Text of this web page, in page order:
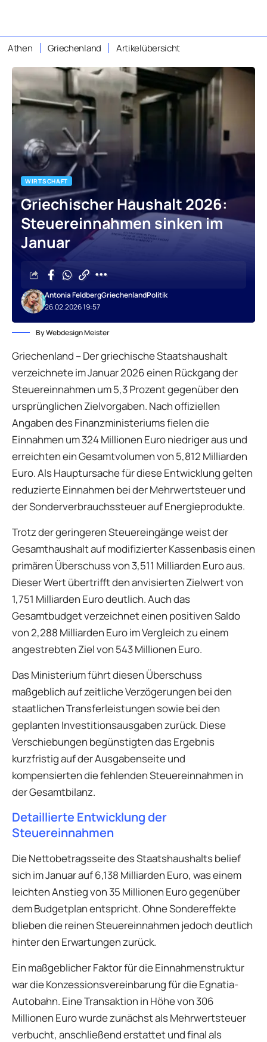
Athen Griechenland Artikelübersicht
WIRTSCHAFT
Griechischer Haushalt 2026:
Steuereinnahmen sinken im
Januar
26.02.2026 19:57
Antonia FeldbergGriechenlandPolitik
By Webdesign Meister
Griechenland – Der griechische Staatshaushalt
verzeichnete im Januar 2026 einen Rückgang der
Steuereinnahmen um 5,3 Prozent gegenüber den
ursprünglichen Zielvorgaben. Nach offiziellen
Angaben des Finanzministeriums fielen die
Einnahmen um 324 Millionen Euro niedriger aus und
erreichten ein Gesamtvolumen von 5,812 Milliarden
Euro. Als Hauptursache für diese Entwicklung gelten
reduzierte Einnahmen bei der Mehrwertsteuer und
der Sonderverbrauchssteuer auf Energieprodukte.
Trotz der geringeren Steuereingänge weist der
Gesamthaushalt auf modifizierter Kassenbasis einen
primären Überschuss von 3,511 Milliarden Euro aus.
Dieser Wert übertrifft den anvisierten Zielwert von
1,751 Milliarden Euro deutlich. Auch das
Gesamtbudget verzeichnet einen positiven Saldo
von 2,288 Milliarden Euro im Vergleich zu einem
angestrebten Ziel von 543 Millionen Euro.
Das Ministerium führt diesen Überschuss
maßgeblich auf zeitliche Verzögerungen bei den
staatlichen Transferleistungen sowie bei den
geplanten Investitionsausgaben zurück. Diese
Verschiebungen begünstigten das Ergebnis
kurzfristig auf der Ausgabenseite und
kompensierten die fehlenden Steuereinnahmen in
der Gesamtbilanz.
Detaillierte Entwicklung der
Steuereinnahmen
Die Nettobetragsseite des Staatshaushalts belief
sich im Januar auf 6,138 Milliarden Euro, was einem
leichten Anstieg von 35 Millionen Euro gegenüber
dem Budgetplan entspricht. Ohne Sondereffekte
blieben die reinen Steuereinnahmen jedoch deutlich
hinter den Erwartungen zurück.
Ein maßgeblicher Faktor für die Einnahmenstruktur
war die Konzessionsvereinbarung für die Egnatia-
Autobahn. Eine Transaktion in Höhe von 306
Millionen Euro wurde zunächst als Mehrwertsteuer
verbucht, anschließend erstattet und final als